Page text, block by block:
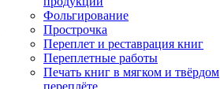
Фольгирование
Прострочка
Переплет и реставрация книг
Переплетные работы
Печать книг в мягком и твёрдом
переплёте